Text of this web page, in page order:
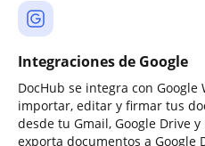
Integraciones de Google
DocHub se integra con
importar, editar y firmar tus
desde tu Gmail, Google Drive
exporta documentos a